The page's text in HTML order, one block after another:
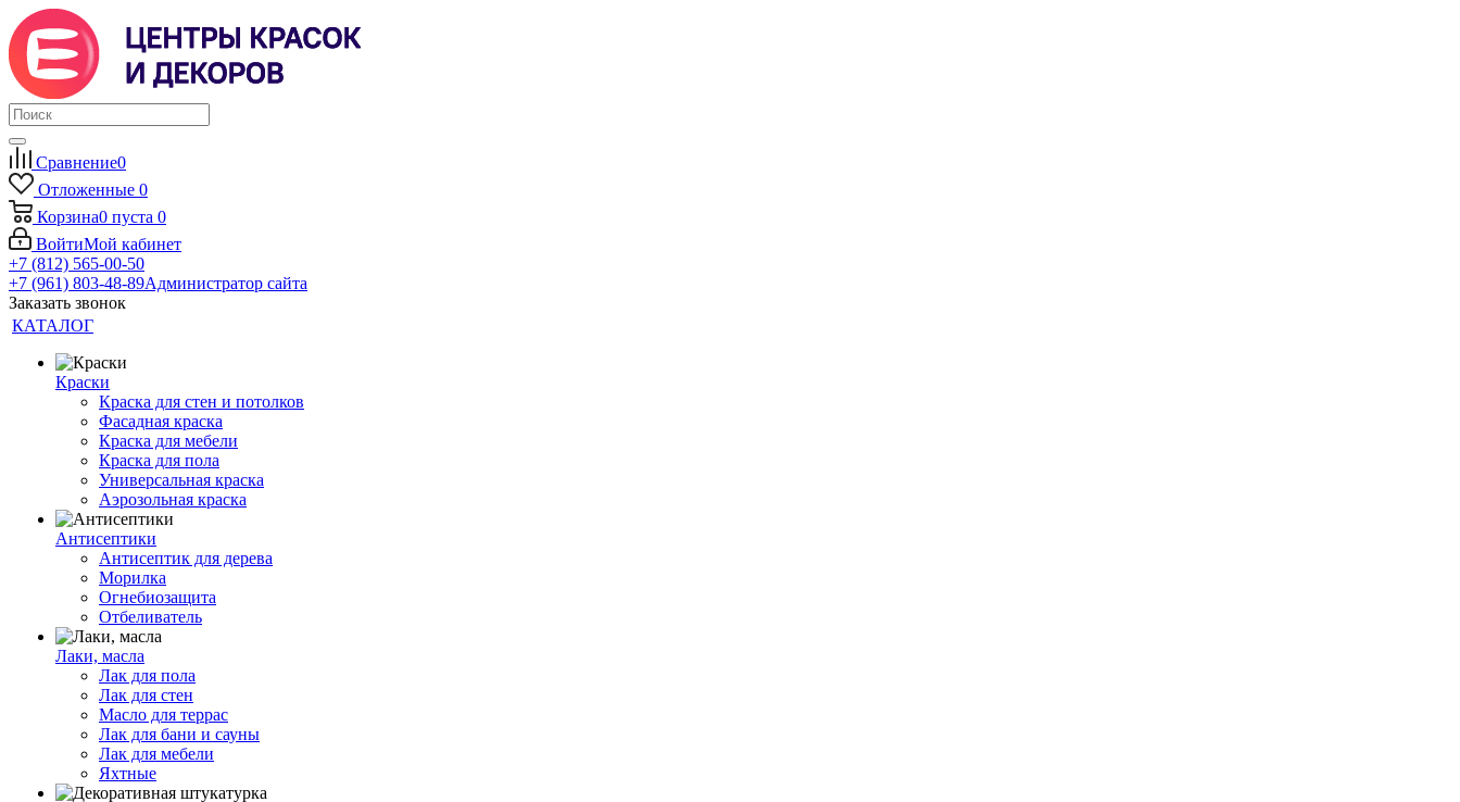
Сравнение0
Отложенные 0
Корзина0 пуста 0
ВойтиМой кабинет
+7 (812) 565-00-50
+7 (961) 803-48-89Администратор сайта
Заказать звонок
КАТАЛОГ
Краски
Краска для стен и потолков
Фасадная краска
Краска для мебели
Краска для пола
Универсальная краска
Аэрозольная краска
Антисептики
Антисептик для дерева
Морилка
Огнебиозащита
Отбеливатель
Лаки, масла
Лак для пола
Лак для стен
Масло для террас
Лак для бани и сауны
Лак для мебели
Яхтные